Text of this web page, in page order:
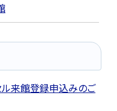
ル来館登録申込みのご